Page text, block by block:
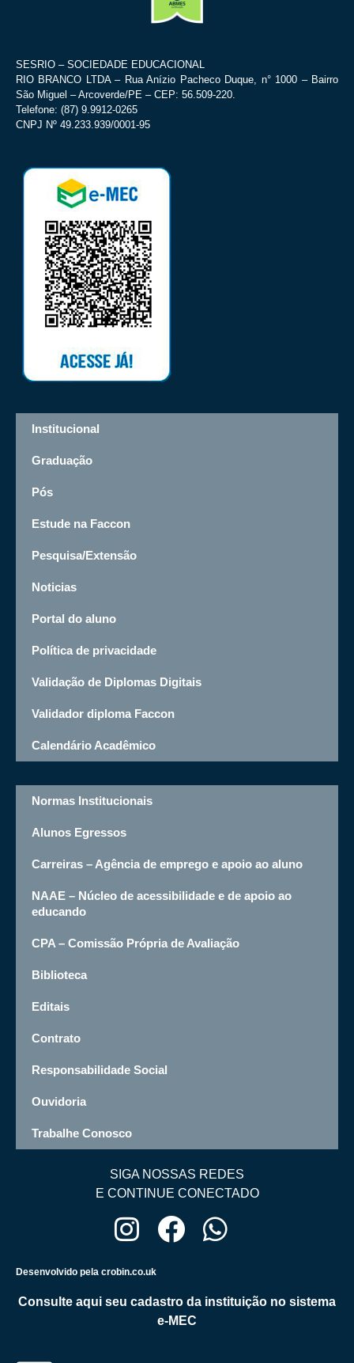
SESRIO – SOCIEDADE EDUCACIONAL
RIO BRANCO LTDA – Rua Anízio Pacheco Duque, n° 1000 – Bairro
São Miguel – Arcoverde/PE – CEP: 56.509-220.
Telefone: (87) 9.9912-0265
CNPJ Nº 49.233.939/0001-95
Institucional
Graduação
Pós
Estude na Faccon
Pesquisa/Extensão
Noticias
Portal do aluno
Política de privacidade
Validação de Diplomas Digitais
Validador diploma Faccon
Calendário Acadêmico
Normas Institucionais
Alunos Egressos
Carreiras – Agência de emprego e apoio ao aluno
NAAE – Núcleo de acessibilidade e de apoio ao
educando
CPA – Comissão Própria de Avaliação
Biblioteca
Editais
Contrato
Responsabilidade Social
Ouvidoria
Trabalhe Conosco
SIGA NOSSAS REDES
E CONTINUE CONECTADO
Desenvolvido pela crobin.co.uk
Consulte aqui seu cadastro da instituição no sistema
e-MEC